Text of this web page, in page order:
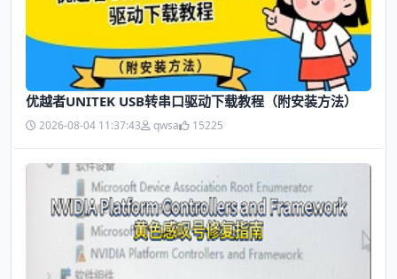
优越者UNITEK USB转串口驱动下载教程（附安装方法）
2026-08-04 11:37:43 qwsa 15225